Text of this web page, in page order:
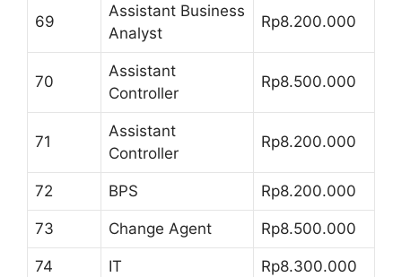
69
Assistant Business
Analyst
Rp8.200.000
70
Assistant
Controller
Rp8.500.000
71
Assistant
Controller
Rp8.200.000
72 BPS Rp8.200.000
73 Change Agent Rp8.500.000
74 IT Rp8.300.000